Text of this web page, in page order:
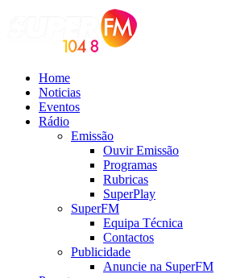
Home
Noticias
Eventos
Rádio
Emissão
Ouvir Emissão
Programas
Rubricas
SuperPlay
SuperFM
Equipa Técnica
Contactos
Publicidade
Anuncie na SuperFM